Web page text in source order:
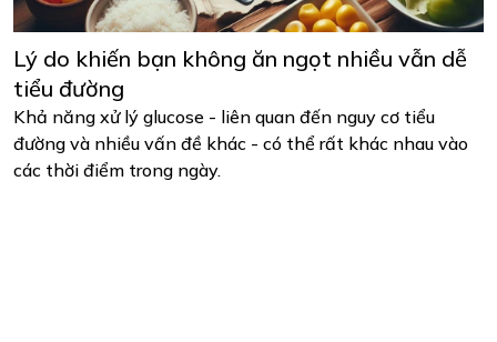
Lý do khiến bạn không ăn ngọt nhiều vẫn dễ
tiểu đường
Khả năng xử lý glucose - liên quan đến nguy cơ tiểu
đường và nhiều vấn đề khác - có thể rất khác nhau vào
các thời điểm trong ngày.